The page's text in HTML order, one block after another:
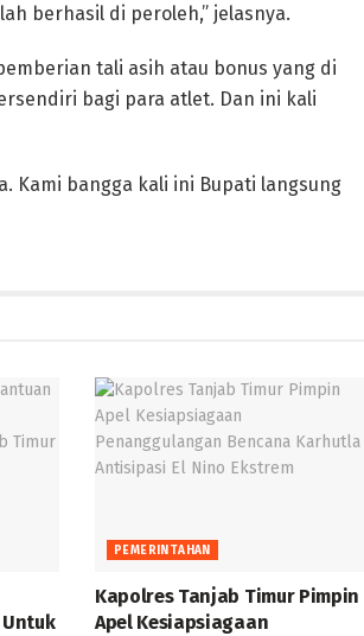
berhasil di peroleh,” jelasnya.
tali asih atau bonus yang di
bagi para atlet. Dan ini kali
Kami bangga kali ini Bupati langsung
PEMERINTAHAN
Kapolres Tanjab Timur Pimpin
Apel Kesiapsiagaan